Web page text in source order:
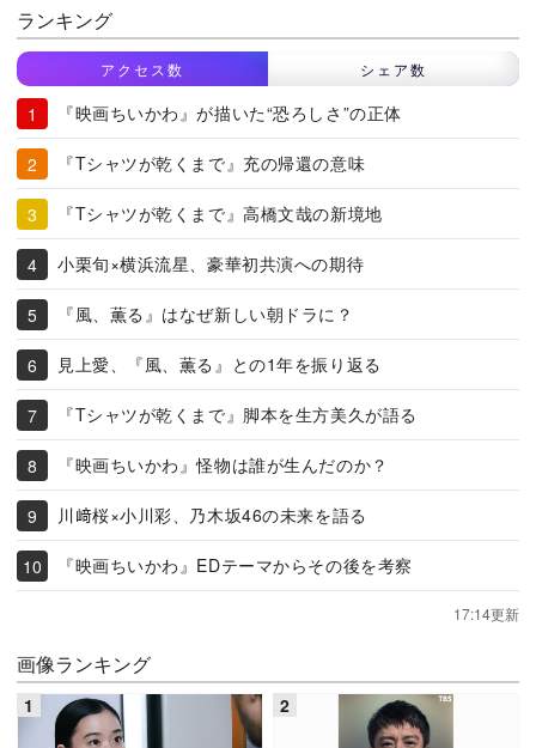
ランキング
アクセス数 シェア数
『映画ちいかわ』が描いた“恐ろしさ”の正体
『Tシャツが乾くまで』充の帰還の意味
『Tシャツが乾くまで』高橋文哉の新境地
小栗旬×横浜流星、豪華初共演への期待
『風、薫る』はなぜ新しい朝ドラに？
見上愛、『風、薫る』との1年を振り返る
『Tシャツが乾くまで』脚本を生方美久が語る
『映画ちいかわ』怪物は誰が生んだのか？
川﨑桜×小川彩、乃木坂46の未来を語る
『映画ちいかわ』EDテーマからその後を考察
17:14更新
画像ランキング